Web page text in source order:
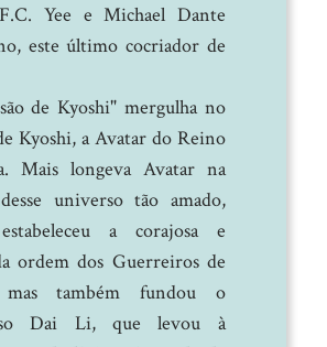
Yee e Michael Dante
este último cocriador de
de Kyoshi" mergulha no
Kyoshi, a Avatar do Reino
Mais longeva Avatar na
universo tão amado,
a corajosa e
ordem dos Guerreiros de
mas também fundou o
Dai Li, que levou à